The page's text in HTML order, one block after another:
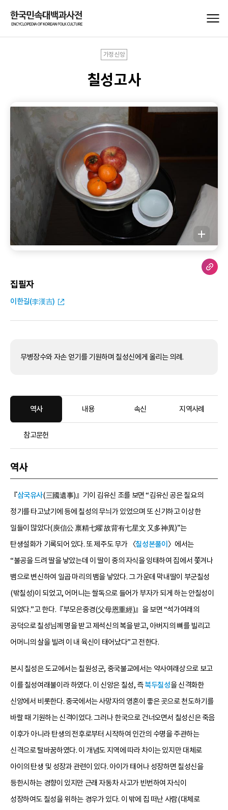
가정신앙
칠성고사
집필자
이한길(李漢吉)
무병장수와 자손 얻기를 기원하며 칠성신에게 올리는 의례.
역사 내용 속신 지역사례
참고문헌
역사
『삼국유사(三國遺事)』기이 김유신 조를 보면 “김유신 공은 칠요의
정기를 타고났기에 등에 칠성의 무늬가 있었으며 또 신기하고 이상한
일들이 많았다(庾信公 禀精七曜 故背有七星文 又多神異)”는
탄생설화가 기록되어 있다. 또 제주도 무가 〈칠성본풀이 〉에서는
“불공을 드려 딸을 낳았는데 이 딸이 중의 자식을 잉태하여 집에서 쫓겨나
뱀으로 변신하여 일곱 마리의 뱀을 낳았다. 그 가운데 막내딸이 부군칠성
(밖칠성)이 되었고, 어머니는 쌀독으로 들어가 부자가 되게 하는 안칠성이
되었다.”고 한다.『부모은중경(父母恩重經)』을 보면 “석가여래의
공덕으로 칠성님께 명을 받고 제석신의 복을 받고, 아버지의 뼈를 빌리고
어머니의 살을 빌려 이 내 육신이 태어났다”고 전한다.
본시 칠성은 도교에서는 칠원성군, 중국불교에서는 약사여래상으로 보고
이를 칠성여래불이라 하였다. 이 신앙은 칠성, 즉북두칠성을 신격화한
신앙에서 비롯한다. 중국에서는 사망자의 영혼이 좋은 곳으로 천도하기를
바랄 때 기원하는 신격이었다. 그러나 한국으로 건너오면서 칠성신은 죽음
이후가 아니라 탄생의 전후로부터 시작하여 인간의 수명을 주관하는
신격으로 탈바꿈하였다. 이 개념도 지역에 따라 차이는 있지만 대체로
아이의 탄생 및 성장과 관련이 있다. 아이가 태어나 성장하면 칠성신을
등한시하는 경향이 있지만 근래 자동차 사고가 빈번하여 자식이
성장하여도 칠성을 위하는 경우가 있다. 이 밖에 집 떠난 사람(대체로